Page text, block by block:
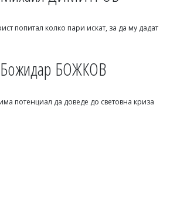
попитал колко пари искат, за да му дадат
Божидар БОЖКОВ
потенциал да доведе до световна криза